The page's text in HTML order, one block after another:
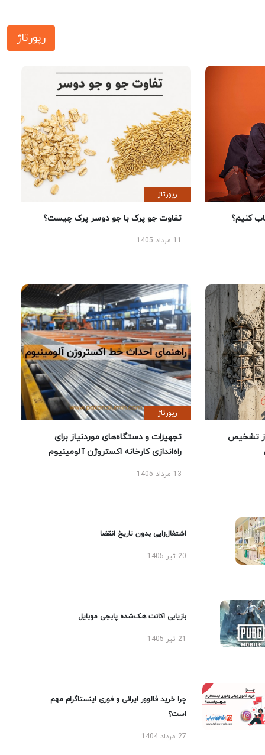
رپورتاژ
کنیم؟
رپورتاژ
تفاوت جو پرک با جو دوسر پرک چیست؟
تشخیص
رپورتاژ
تجهیزات و دستگاه‌های موردنیاز برای
راه‌اندازی کارخانه اکستروژن آلومینیوم
13 مرداد 1405
اشتغال‌زایی بدون تاریخ انقضا
20 تیر 1405
بازیابی اکانت هک‌شده پابجی موبایل
چرا خرید فالوور ایرانی و فوری اینستاگرام مهم
است؟
27 مرداد 1404